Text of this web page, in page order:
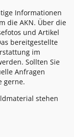
Informationen
die AKN. Über die
und Artikel
bereitgestellte
im
Sollten Sie
Anfragen
gerne.
stehen